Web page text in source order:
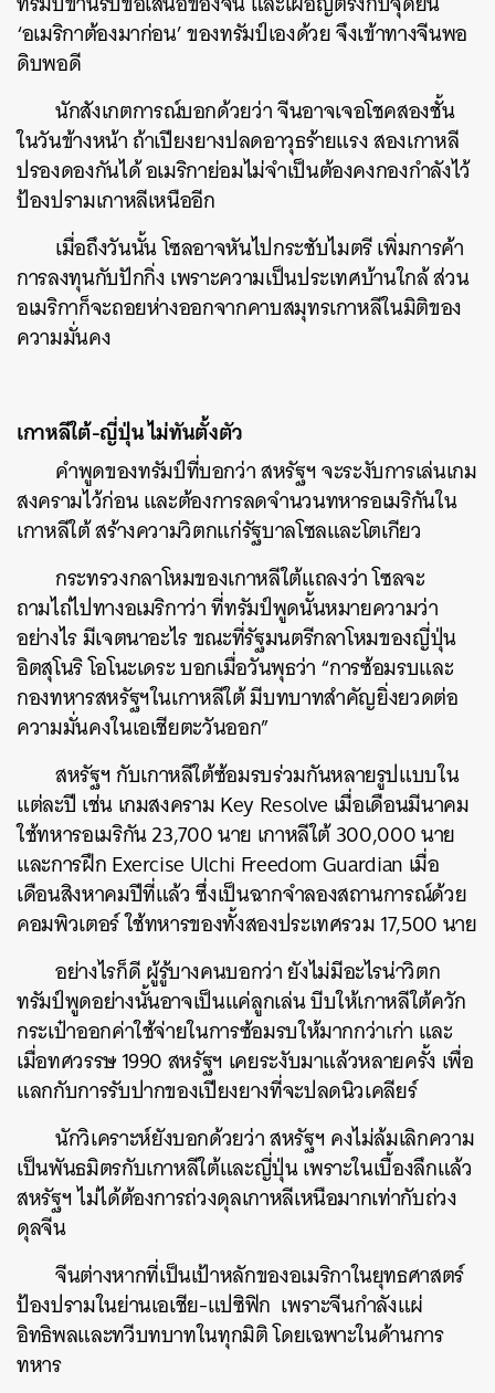
‘อเมริกาต้องมาก่อน’ ของทรัมป์เองด้วย จึงเข้าทางจีนพอ
ดิบพอดี
นักสังเกตการณ์บอกด้วยว่า จีนอาจเจอโชคสองชั้น
ในวันข้างหน้า ถ้าเปียงยางปลดอาวุธร้ายแรง สองเกาหลี
ปรองดองกันได้ อเมริกาย่อมไม่จำเป็นต้องคงกองกำลังไว้
ป้องปรามเกาหลีเหนืออีก
เมื่อถึงวันนั้น โซลอาจหันไปกระชับไมตรี เพิ่มการค้า
การลงทุนกับปักกิ่ง เพราะความเป็นประเทศบ้านใกล้ ส่วน
อเมริกาก็จะถอยห่างออกจากคาบสมุทรเกาหลีในมิติของ
ความมั่นคง
เกาหลีใต้-ญี่ปุ่น ไม่ทันตั้งตัว
คำพูดของทรัมป์ที่บอกว่า สหรัฐฯ จะระงับการเล่นเกม
สงครามไว้ก่อน และต้องการลดจำนวนทหารอเมริกันใน
เกาหลีใต้ สร้างความวิตกแก่รัฐบาลโซลและโตเกียว
กระทรวงกลาโหมของเกาหลีใต้แถลงว่า โซลจะ
ถามไถ่ไปทางอเมริกาว่า ที่ทรัมป์พูดนั้นหมายความว่า
อย่างไร มีเจตนาอะไร ขณะที่รัฐมนตรีกลาโหมของญี่ปุ่น
อิตสุโนริ โอโนะเดระ บอกเมื่อวันพุธว่า “การซ้อมรบและ
กองทหารสหรัฐฯในเกาหลีใต้ มีบทบาทสำคัญยิ่งยวดต่อ
ความมั่นคงในเอเชียตะวันออก”
สหรัฐฯ กับเกาหลีใต้ซ้อมรบร่วมกันหลายรูปแบบใน
แต่ละปี เช่น เกมสงคราม Key Resolve เมื่อเดือนมีนาคม
ใช้ทหารอเมริกัน 23,700 นาย เกาหลีใต้ 300,000 นาย
และการฝึก Exercise Ulchi Freedom Guardian เมื่อ
เดือนสิงหาคมปีที่แล้ว ซึ่งเป็นฉากจำลองสถานการณ์ด้วย
คอมพิวเตอร์ ใช้ทหารของทั้งสองประเทศรวม 17,500 นาย
อย่างไรก็ดี ผู้รู้บางคนบอกว่า ยังไม่มีอะไรน่าวิตก
ทรัมป์พูดอย่างนั้นอาจเป็นแค่ลูกเล่น บีบให้เกาหลีใต้ควัก
กระเป๋าออกค่าใช้จ่ายในการซ้อมรบให้มากกว่าเก่า และ
เมื่อทศวรรษ 1990 สหรัฐฯ เคยระงับมาแล้วหลายครั้ง เพื่อ
แลกกับการรับปากของเปียงยางที่จะปลดนิวเคลียร์
นักวิเคราะห์ยังบอกด้วยว่า สหรัฐฯ คงไม่ล้มเลิกความ
เป็นพันธมิตรกับเกาหลีใต้และญี่ปุ่น เพราะในเบื้องลึกแล้ว
สหรัฐฯ ไม่ได้ต้องการถ่วงดุลเกาหลีเหนือมากเท่ากับถ่วง
ดุลจีน
จีนต่างหากที่เป็นเป้าหลักของอเมริกาในยุทธศาสตร์
ป้องปรามในย่านเอเชีย-แปซิฟิก เพราะจีนกำลังแผ่
อิทธิพลและทวีบทบาทในทุกมิติ โดยเฉพาะในด้านการ
ทหาร